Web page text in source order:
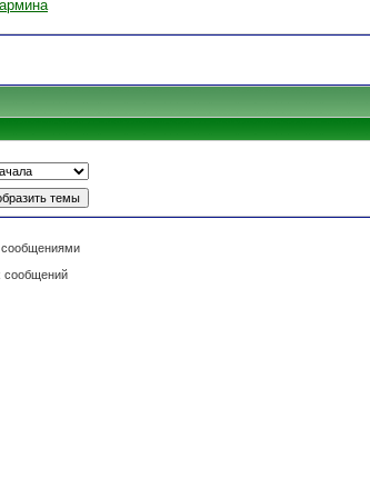
сообщений